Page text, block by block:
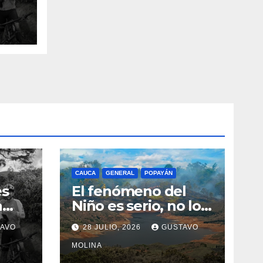
el
el
CAUCA GENERAL POPAYÁN
El fenómeno del
Niño es serio, no lo
tome a juego
28 JULIO, 2026 GUSTAVO
MOLINA